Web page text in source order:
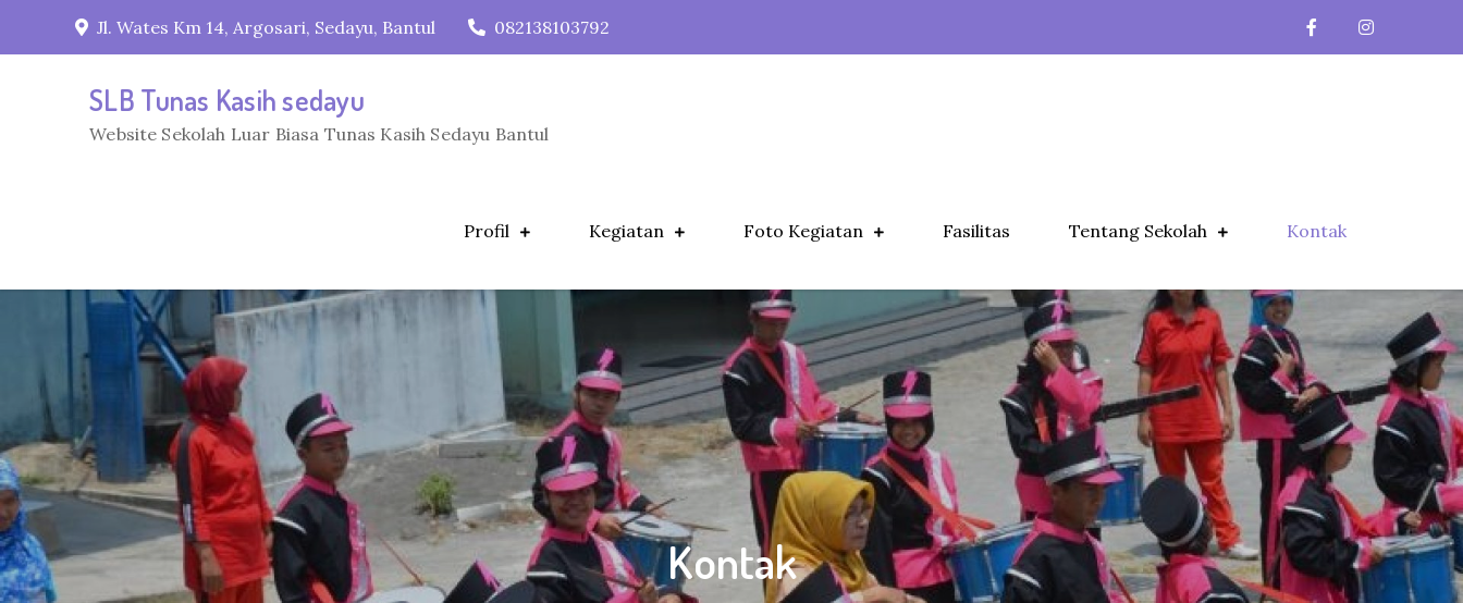
Jl. Wates Km 14, Argosari, Sedayu, Bantul 082138103792
SLB Tunas Kasih sedayu
Website Sekolah Luar Biasa Tunas Kasih Sedayu Bantul
Profil Kegiatan Foto Kegiatan Fasilitas Tentang Sekolah Kontak
Kontak